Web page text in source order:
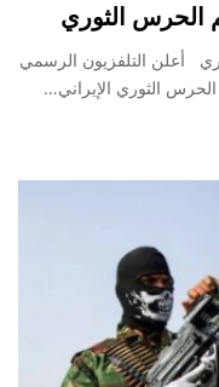
الحرس الثوري
أعلن التلفزيون الرسمي
الثوري الإيراني…